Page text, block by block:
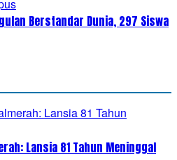
Berstandar Dunia, 297 Siswa
Lansia 81 Tahun Meninggal